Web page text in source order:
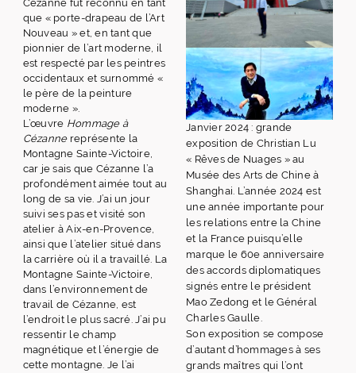
Cézanne fut reconnu en tant
que « porte-drapeau de l’Art
Nouveau » et, en tant que
pionnier de l’art moderne, il
est respecté par les peintres
occidentaux et surnommé «
le père de la peinture
moderne ».
L’œuvre Hommage à
Cézannereprésente la
Montagne Sainte-Victoire,
car je sais que Cézanne l’a
profondément aimée tout au
long de sa vie. J’ai un jour
suivi ses pas et visité son
atelier à Aix-en-Provence,
ainsi que l’atelier situé dans
la carrière où il a travaillé. La
Montagne Sainte-Victoire,
dans l’environnement de
travail de Cézanne, est
l’endroit le plus sacré. J’ai pu
ressentir le champ
magnétique et l’énergie de
cette montagne. Je l’ai
Janvier 2024 : grande
exposition de Christian Lu
« Rêves de Nuages » au
Musée des Arts de Chine à
Shanghai. L’année 2024 est
une année importante pour
les relations entre la Chine
et la France puisqu’elle
marque le 60e anniversaire
des accords diplomatiques
signés entre le président
Mao Zedong et le Général
Charles Gaulle.
Son exposition se compose
d’autant d’hommages à ses
grands maîtres qui l’ont